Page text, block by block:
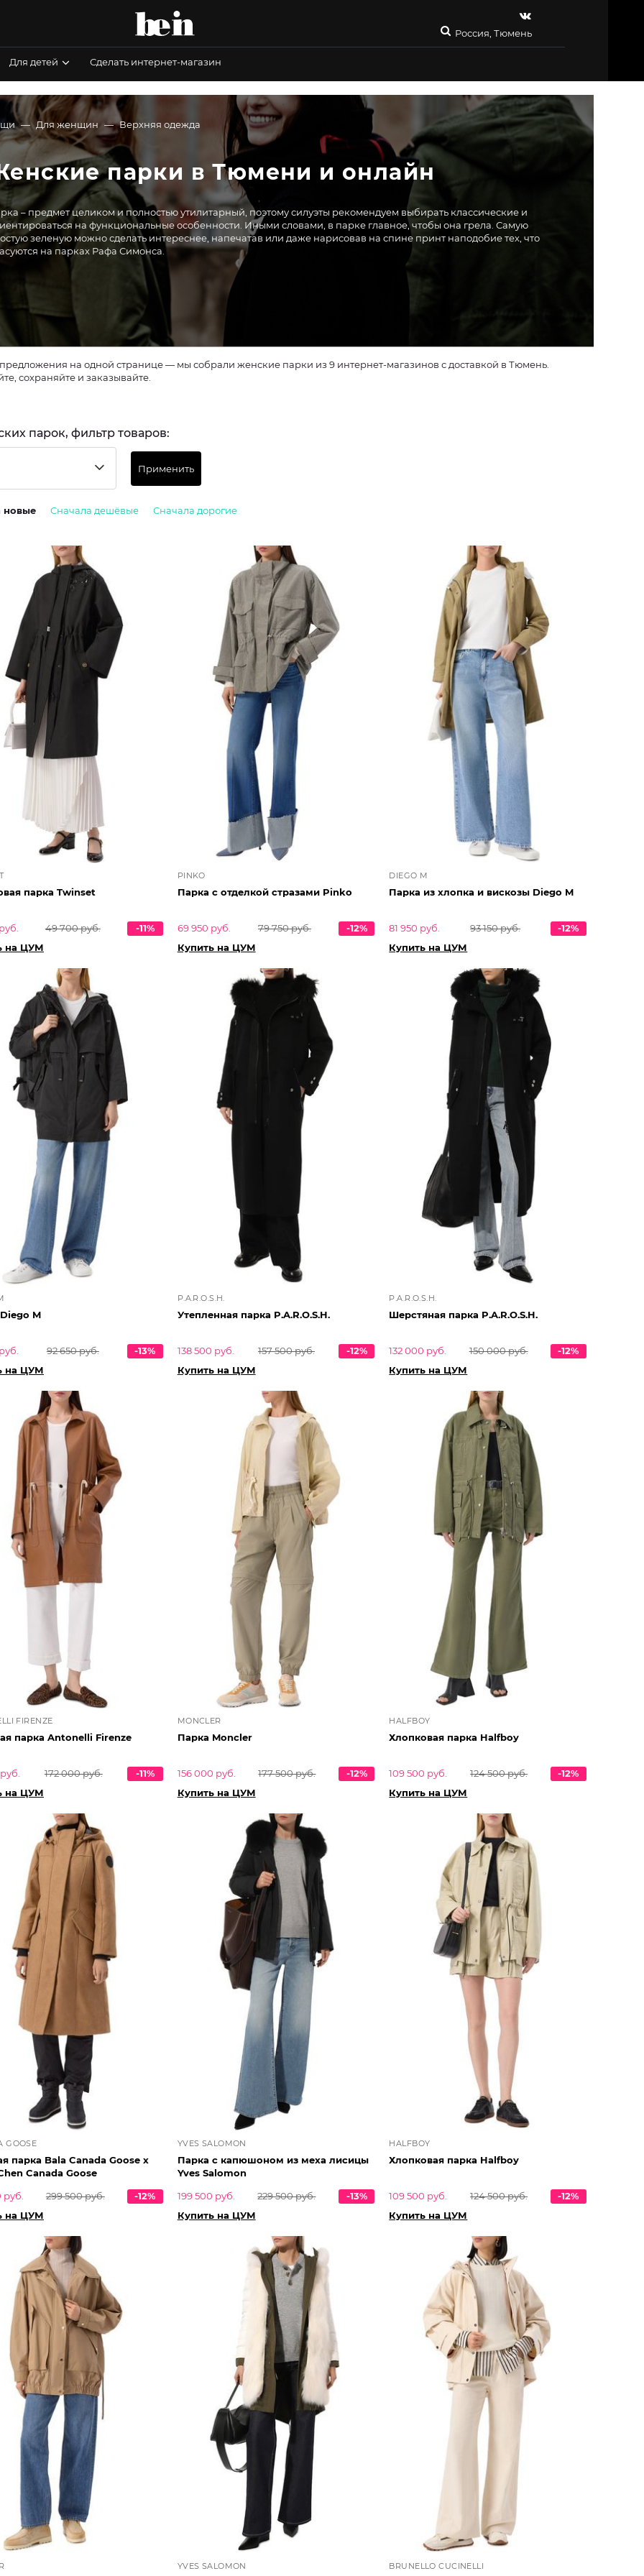
Россия, Тюмень
Для детей Сделать интернет-магазин
Для женщин Верхняя одежда
парки в Тюмени и онлайн
– предмет целиком и полностью утилитарный, поэтому силуэты рекомендуем выбирать классические и
на функциональные особенности. Иными словами, в парке главное, чтобы она грела. Самую
зеленую можно сделать интереснее, напечатав или даже нарисовав на спине принт наподобие тех, что
на парках Рафа Симонса.
на одной странице — мы собрали женские парки из 9 интернет-магазинов с доставкой в Тюмень.
сохраняйте и заказывайте.
парок, фильтр товаров:
Применить
новые Сначала дешёвые Сначала дорогие
парка Twinset
49 700 руб.
-11%
на ЦУМ
PINKO
Парка с отделкой стразами Pinko
69 950 руб. 79 750 руб.
-12%
Купить на ЦУМ
DIEGO M
Парка из хлопка и вискозы Diego M
81 950 руб. 93 150 руб.
-12%
Купить на ЦУМ
M
92 650 руб.
-13%
на ЦУМ
P.A.R.O.S.H.
Утепленная парка P.A.R.O.S.H.
138 500 руб. 157 500 руб.
-12%
Купить на ЦУМ
P.A.R.O.S.H.
Шерстяная парка P.A.R.O.S.H.
132 000 руб. 150 000 руб.
-12%
Купить на ЦУМ
FIRENZE
парка Antonelli Firenze
172 000 руб.
-11%
на ЦУМ
MONCLER
Парка Moncler
156 000 руб. 177 500 руб.
-12%
Купить на ЦУМ
HALFBOY
Хлопковая парка Halfboy
109 500 руб. 124 500 руб.
-12%
Купить на ЦУМ
GOOSE
парка Bala Canada Goose x
Canada Goose
руб.
299 500 руб.
-12%
на ЦУМ
YVES SALOMON
Парка с капюшоном из меха лисицы
Yves Salomon
199 500 руб.
229 500 руб.
-13%
Купить на ЦУМ
HALFBOY
Хлопковая парка Halfboy
109 500 руб. 124 500 руб.
-12%
Купить на ЦУМ
YVES SALOMON BRUNELLO CUCINELLI